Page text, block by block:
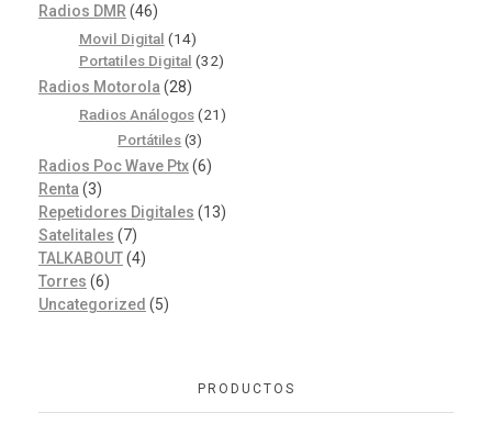
Radios DMR (46)
Movil Digital (14)
Portatiles Digital (32)
Radios Motorola (28)
Radios Análogos (21)
Portátiles (3)
Radios Poc Wave Ptx(6)
Renta (3)
Repetidores Digitales (13)
Satelitales (7)
TALKABOUT(4)
Torres (6)
Uncategorized (5)
PRODUCTOS